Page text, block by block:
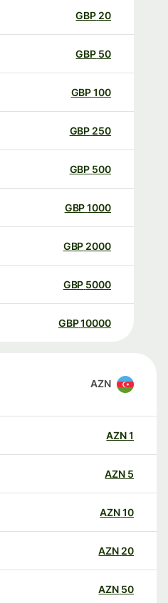
20
GBP
50
GBP
100
GBP
250
GBP
500
GBP
1000
GBP
2000
GBP
5000
GBP
10000
GBP
AZN
AZN
AZN
AZN
20
AZN
50
AZN